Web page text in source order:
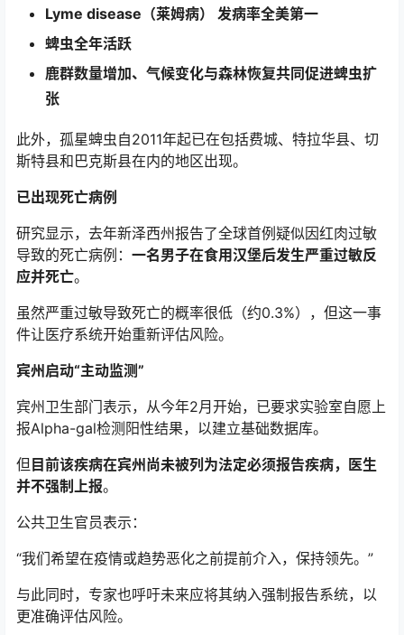
Lyme disease（莱姆病） 发病率全美第一
蜱虫全年活跃
鹿群数量增加、气候变化与森林恢复共同促进蜱虫扩
张
此外，孤星蜱虫自2011年起已在包括费城、特拉华县、切
斯特县和巴克斯县在内的地区出现。
已出现死亡病例
研究显示，去年新泽西州报告了全球首例疑似因红肉过敏
导致的死亡病例： 一名男子在食用汉堡后发生严重过敏反
应并死亡。
虽然严重过敏导致死亡的概率很低（约0.3%），但这一事
件让医疗系统开始重新评估风险。
宾州启动“主动监测”
宾州卫生部门表示，从今年2月开始，已要求实验室自愿上
报Alpha-gal检测阳性结果，以建立基础数据库。
但 目前该疾病在宾州尚未被列为法定必须报告疾病，医生
并不强制上报。
公共卫生官员表示：
“我们希望在疫情或趋势恶化之前提前介入，保持领先。”
与此同时，专家也呼吁未来应将其纳入强制报告系统，以
更准确评估风险。